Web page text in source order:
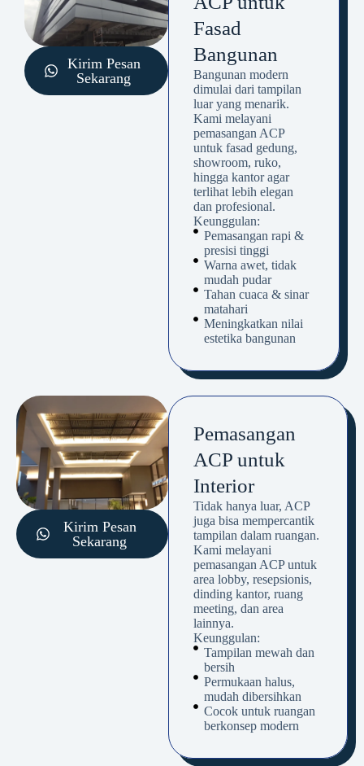
Kirim Pesan
Sekarang
Fasad
Bangunan
Bangunan modern
dimulai dari tampilan
luar yang menarik.
Kami melayani
pemasangan ACP
untuk fasad gedung,
showroom, ruko,
hingga kantor agar
terlihat lebih elegan
dan profesional.
Keunggulan:
Pemasangan rapi &
presisi tinggi
Warna awet, tidak
mudah pudar
Tahan cuaca & sinar
matahari
Meningkatkan nilai
estetika bangunan
Kirim Pesan
Sekarang
Pemasangan
ACP untuk
Interior
Tidak hanya luar, ACP
juga bisa mempercantik
tampilan dalam ruangan.
Kami melayani
pemasangan ACP untuk
area lobby, resepsionis,
dinding kantor, ruang
meeting, dan area
lainnya.
Keunggulan:
Tampilan mewah dan
bersih
Permukaan halus,
mudah dibersihkan
Cocok untuk ruangan
berkonsep modern